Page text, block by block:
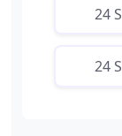
24
24